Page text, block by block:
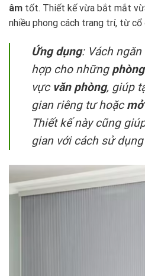
âm tốt. Thiết kế vừa bắt mắt
nhiều phong cách trang trí, từ cổ
Ứng dụng: Vách
hợp cho những
vực văn phòng, giúp
gian riêng tư hoặc
Thiết kế này cũng
gian với cách sử